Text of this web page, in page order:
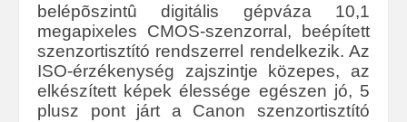
belépõszintû digitális gépváza 10,1
megapixeles CMOS-szenzorral, beépített
szenzortisztító rendszerrel rendelkezik. Az
ISO-érzékenység zajszintje közepes, az
elkészített képek élessége egészen jó, 5
plusz pont járt a Canon szenzortisztító